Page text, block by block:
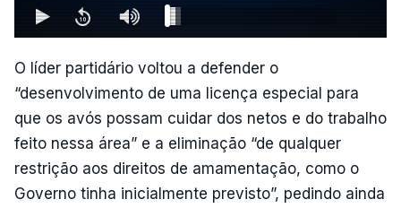
O líder partidário voltou a defender o
“desenvolvimento de uma licença especial para
que os avós possam cuidar dos netos e do trabalho
feito nessa área” e a eliminação “de qualquer
restrição aos direitos de amamentação, como o
Governo tinha inicialmente previsto”, pedindo ainda